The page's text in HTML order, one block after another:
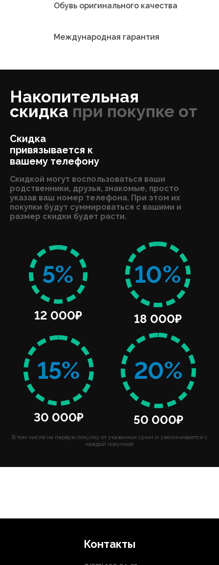
Обувь оригинального качества
Международная гарантия
Накопительная
скидка при покупке от
Скидка
привязывается к
вашему телефону
Скидкой могут воспользоваться ваши
родственники, друзья, знакомые, просто
указав ваш номер телефона. При этом их
покупки будут суммироваться с вашими и
размер скидки будет расти.
5%
12 000₽
10%
18 000₽
15%
30 000₽
20%
50 000₽
В том числе на первую покупку от указанных сумм и увеличивается с
каждой покупкой
Контакты